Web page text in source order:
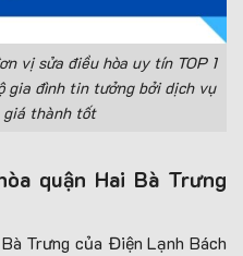
vị sửa điều hòa uy tín TOP 1
gia đình tin tưởng bởi dịch vụ
giá thành tốt
quận Hai Bà Trưng
Trưng của Điện Lạnh Bách